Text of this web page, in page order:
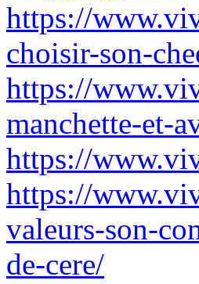
https://
choisir-son-
https://
manchette-et-
https://
https://
valeurs-son-
de-cere/